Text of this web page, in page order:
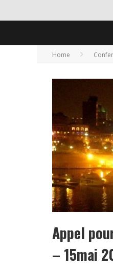
Home
Appel
– 15mai